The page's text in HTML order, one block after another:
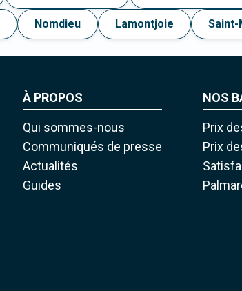
Nomdieu Lamontjoie Saint-
À PROPOS
Qui sommes-nous
Communiqués de presse
Actualités
Guides
NOS
Prix
Prix